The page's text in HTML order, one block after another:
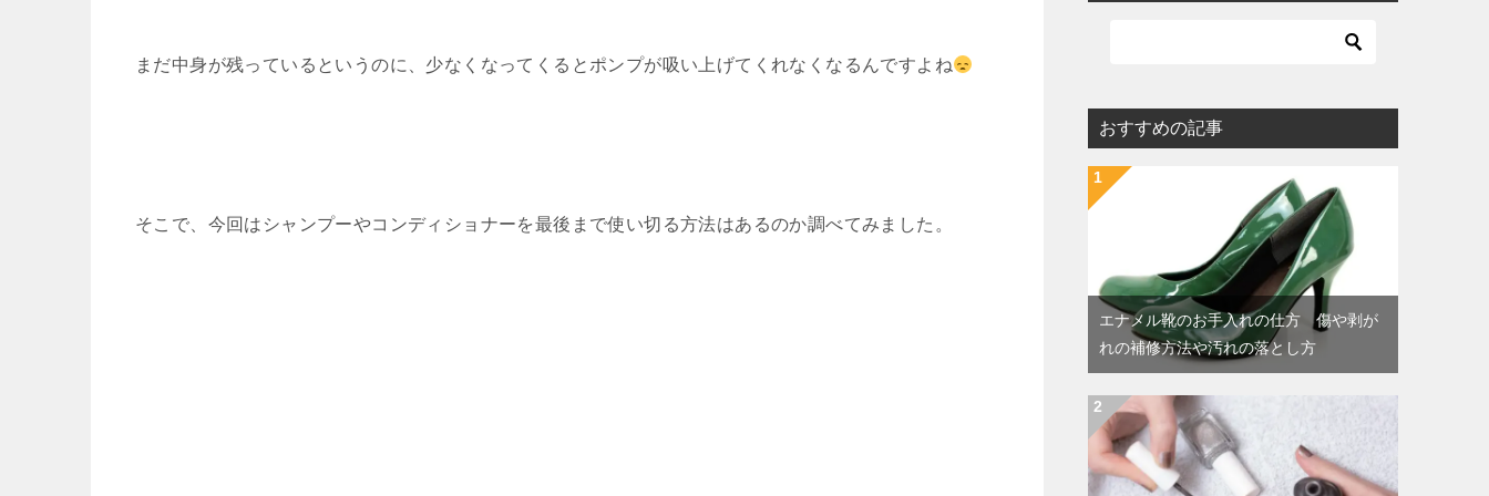
まだ中身が残っているというのに、少なくなってくるとポンプが吸い上げてくれなくなるんですよね
そこで、今回はシャンプーやコンディショナーを最後まで使い切る方法はあるのか調べてみました。
おすすめの記事
エナメル靴のお手入れの仕方 傷や剥が
れの補修方法や汚れの落とし方